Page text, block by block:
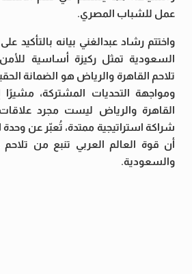
عمل للشباب المصري.
واختتم رشاد عبدالغني بيانه بالتأكيد
السعودية تمثل ركيزة أساسية
تلاحم القاهرة والرياض هو الضمانة
ومواجهة التحديات المشتركة، مشيرًا
القاهرة والرياض ليست مجرد
شراكة استراتيجية ممتدة، تُعبّر عن
أن قوة العالم العربي تنبع من تلاحم
والسعودية.